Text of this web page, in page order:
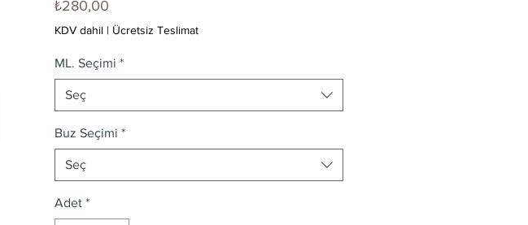
₺280,00
KDV dahil | Ücretsiz Teslimat
ML. Seçimi *
Seç
Buz Seçimi *
Seç
Adet *